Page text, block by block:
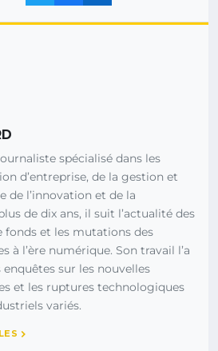
spécialisé dans les
d’entreprise, de la gestion et
de l’innovation et de la
de dix ans, il suit l’actualité des
fonds et les mutations des
à l’ère numérique. Son travail l’a
sur les nouvelles
et les ruptures technologiques
variés.